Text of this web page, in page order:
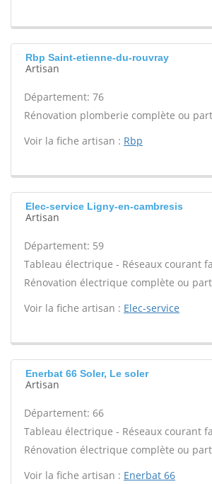
Rbp Saint-etienne-du-rouvray
Artisan
Département: 76
Rénovation plomberie complète ou
Voir la fiche artisan : Rbp
Elec-service Ligny-en-cambresis
Artisan
Département: 59
Tableau électrique - Réseaux courant
Rénovation électrique complète ou
Voir la fiche artisan : Elec-service
Enerbat 66 Soler, Le soler
Artisan
Département: 66
Tableau électrique - Réseaux courant
Rénovation électrique complète ou
Voir la fiche artisan : Enerbat 66